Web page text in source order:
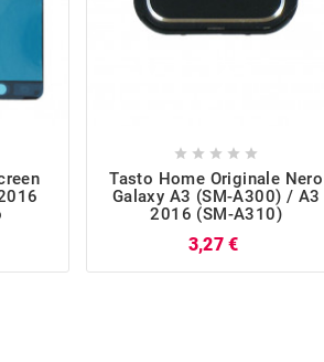
    
Tasto Home Originale Nero
Galaxy A3 (SM-A300) / A3
2016 (SM-A310)
3,27 €